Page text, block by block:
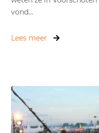
vond...
Lees meer